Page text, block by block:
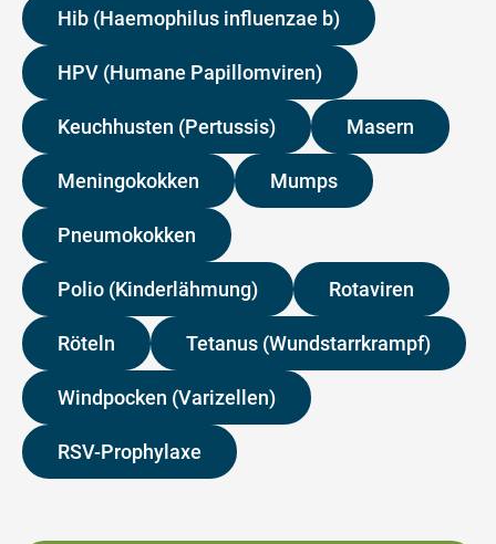
Hib (Haemophilus influenzae b)
HPV (Humane Papillomviren)
Keuchhusten (Pertussis) Masern
Meningokokken Mumps
Pneumokokken
Polio (Kinderlähmung) Rotaviren
Röteln Tetanus (Wundstarrkrampf)
Windpocken (Varizellen)
RSV-Prophylaxe